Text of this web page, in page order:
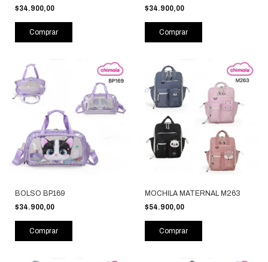
$34.900,00
$34.900,00
BOLSO BP169
$34.900,00
MOCHILA MATERNAL M263
$54.900,00
Comprar